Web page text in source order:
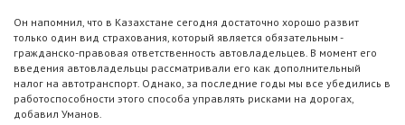
Он напомнил, что в Казахстане сегодня достаточно хорошо развит
только один вид страхования, который является обязательным -
гражданско-правовая ответственность автовладельцев. В момент его
введения автовладельцы рассматривали его как дополнительный
налог на автотранспорт. Однако, за последние годы мы все убедились в
работоспособности этого способа управлять рисками на дорогах,
добавил Уманов.